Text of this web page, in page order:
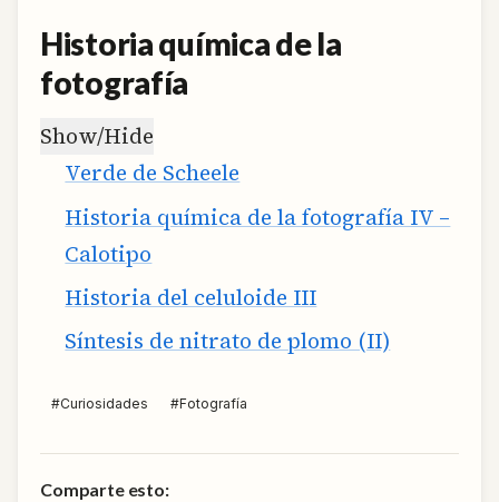
Historia química de la
fotografía
Show/Hide
Verde de Scheele
Historia química de la fotografía IV –
Calotipo
Historia del celuloide III
Síntesis de nitrato de plomo (II)
#Curiosidades #Fotografía
Comparte esto: